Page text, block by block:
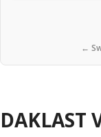
←
DAKLAST